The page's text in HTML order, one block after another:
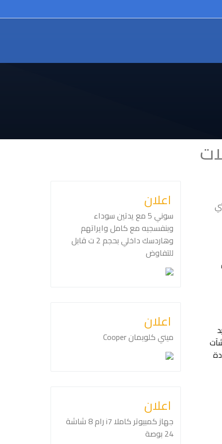
اعلان
سوني ⁦⁦5⁩⁩ مع يدتين سوداء
وبنفسجيه مع كامل وايراتهم
وهاردسك داخلي بحجم ⁦⁦2⁩⁩ ت قابل
للتفاوض
اعلان
ميني كلوبمان ⁦Cooper⁩
اعلان
جهاز كمبيوتر كاملا ⁦⁦i7⁩⁩ رام ⁦⁦8⁩⁩ شاشة
⁦⁦24⁩⁩ بوصة